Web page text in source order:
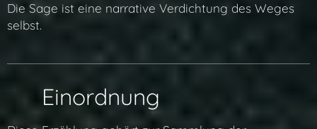
Die Sage ist eine narrative Verdichtung des Weges
selbst.
🧭 Einordnung